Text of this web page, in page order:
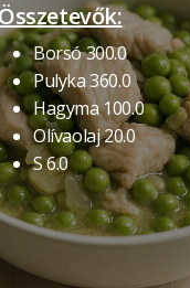
Borsó 300.0
Pulyka 360.0
Hagyma 100.0
Olívaolaj 20.0
S 6.0